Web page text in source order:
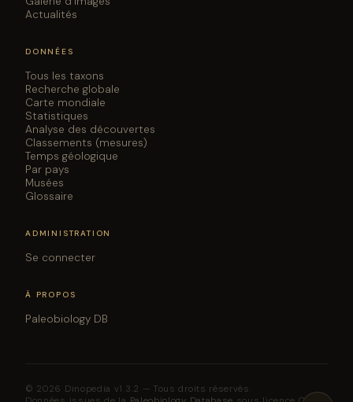
Actualités
DONNÉES
Tous les taxons
Recherche globale
Carte mondiale
Statistiques
Analyse des découvertes
Classements (mesures)
Temps géologique
Par pays
Musées
Glossaire
ADMINISTRATION
Se connecter
À PROPOS
Paleobiology DB
© 2026 Dinopedia v1.3.2 — Tous droits réservés.